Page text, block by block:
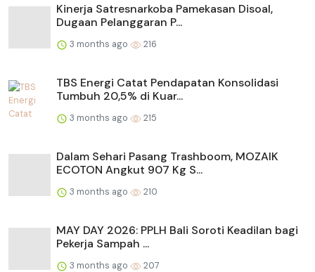
Kinerja Satresnarkoba Pamekasan Disoal,
Dugaan Pelanggaran P...
3 months ago 216
TBS Energi Catat Pendapatan Konsolidasi
Tumbuh 20,5% di Kuar...
3 months ago 215
Dalam Sehari Pasang Trashboom, MOZAIK
ECOTON Angkut 907 Kg S...
3 months ago 210
MAY DAY 2026: PPLH Bali Soroti Keadilan bagi
Pekerja Sampah ...
3 months ago 207